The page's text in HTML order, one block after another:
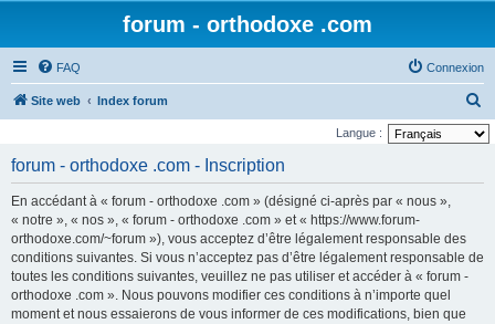
forum - orthodoxe .com
FAQ Connexion
Site web Index forum
e
Langue :
forum - orthodoxe .com - Inscription
En accédant à « forum - orthodoxe .com » (désigné ci-après par « nous »,
« notre », « nos », « forum - orthodoxe .com » et « https://www.forum-
orthodoxe.com/~forum »), vous acceptez d’être légalement responsable des
conditions suivantes. Si vous n’acceptez pas d’être légalement responsable de
toutes les conditions suivantes, veuillez ne pas utiliser et accéder à « forum -
orthodoxe .com ». Nous pouvons modifier ces conditions à n’importe quel
moment et nous essaierons de vous informer de ces modifications, bien que